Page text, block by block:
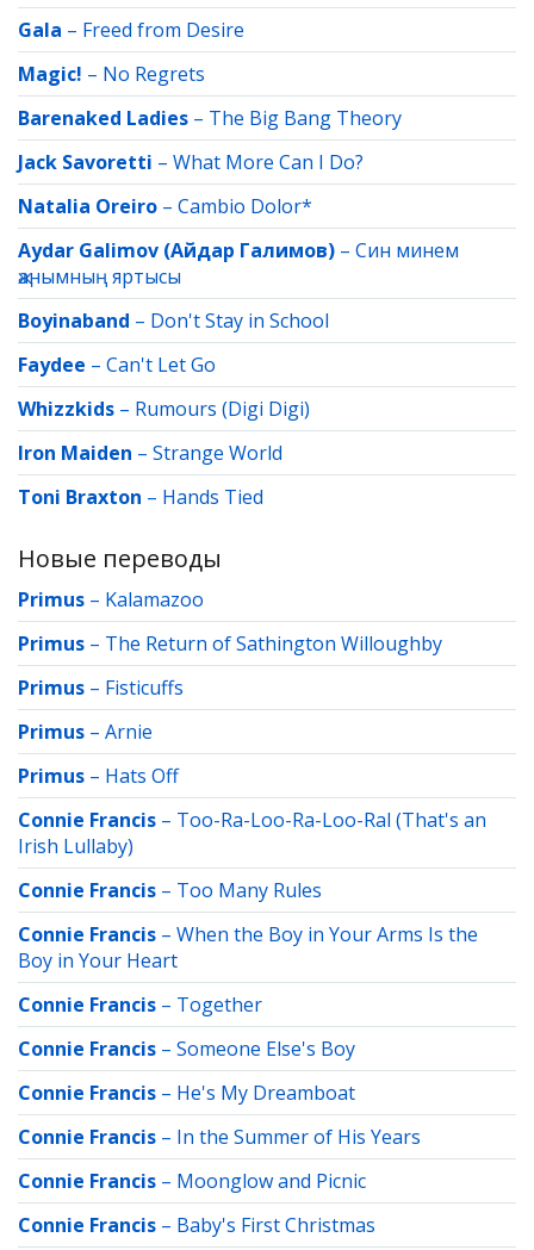
Gala – Freed from Desire
Magic! – No Regrets
Barenaked Ladies – The Big Bang Theory
Jack Savoretti – What More Can I Do?
Natalia Oreiro – Cambio Dolor*
Aydar Galimov (Айдар Галимов) – Син минем
җанымның яртысы
Boyinaband – Don't Stay in School
Faydee – Can't Let Go
Whizzkids – Rumours (Digi Digi)
Iron Maiden – Strange World
Toni Braxton – Hands Tied
Новые переводы
Primus – Kalamazoo
Primus – The Return of Sathington Willoughby
Primus – Fisticuffs
Primus – Arnie
Primus – Hats Off
Connie Francis – Too-Ra-Loo-Ra-Loo-Ral (That's an
Irish Lullaby)
Connie Francis – Too Many Rules
Connie Francis – When the Boy in Your Arms Is the
Boy in Your Heart
Connie Francis – Together
Connie Francis – Someone Else's Boy
Connie Francis – He's My Dreamboat
Connie Francis – In the Summer of His Years
Connie Francis – Moonglow and Picnic
Connie Francis – Baby's First Christmas